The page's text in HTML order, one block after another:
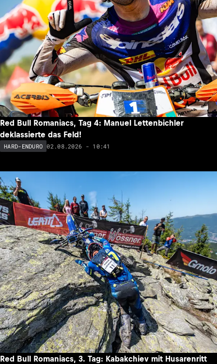
Red Bull Romaniacs, Tag 4: Manuel Lettenbichler
deklassierte das Feld!
HARD-ENDURO 02.08.2026 - 10:41
Red Bull Romaniacs, 3. Tag: Kabakchiev mit Husarenritt